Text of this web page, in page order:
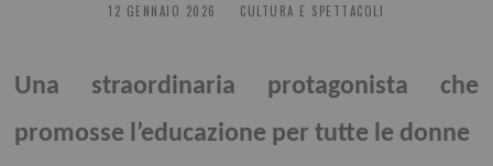
12 GENNAIO 2026 CULTURA E SPETTACOLI
Una straordinaria protagonista che
promosse l’educazione per tutte le donne